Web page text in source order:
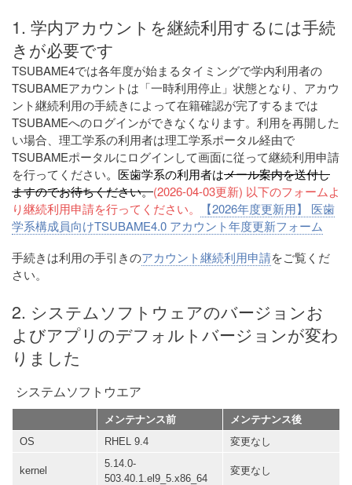
1. 学内アカウントを継続利用するには手続
きが必要です
TSUBAME4では各年度が始まるタイミングで学内利用者の
TSUBAMEアカウントは「一時利用停止」状態となり、アカウ
ント継続利用の手続きによって在籍確認が完了するまでは
TSUBAMEへのログインができなくなります。利用を再開した
い場合、理工学系の利用者は理工学系ポータル経由で
TSUBAMEポータルにログインして画面に従って継続利用申請
を行ってください。医歯学系の利用者はメール案内を送付し
ますのでお待ちください。(2026-04-03更新) 以下のフォームよ
り継続利用申請を行ってください。
【2026年度更新用】 医歯
学系構成員向けTSUBAME4.0 アカウント年度更新フォーム
手続きは利用の手引きのアカウント継続利用申請をご覧くだ
さい。
2. システムソフトウェアのバージョンお
よびアプリのデフォルトバージョンが変わ
りました
システムソフトウエア
メンテナンス前
メンテナンス後
OS
RHEL 9.4 変更なし
kernel
5.14.0-
503.40.1.el9_5.x86_64
変更なし